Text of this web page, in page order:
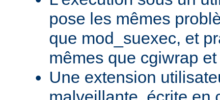
pose les mêmes
que mod_suexec, et
mêmes que cgiwrap
Une extension